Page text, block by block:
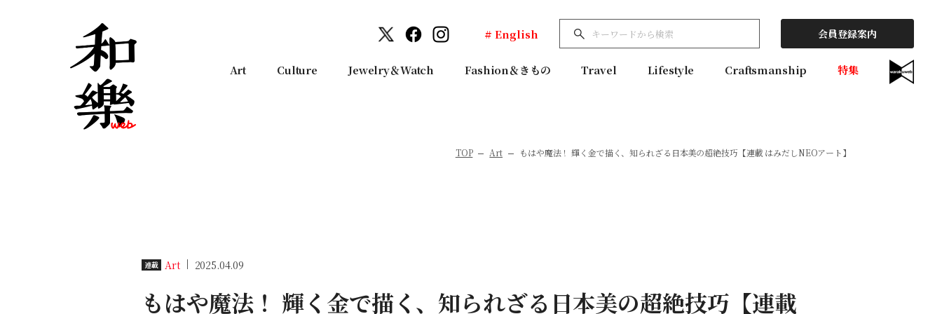
# English 会員登録案内
Art Culture Jewelry＆Watch Fashion＆きもの Travel Lifestyle Craftsmanship 特集
TOP Art もはや魔法！ 輝く金で描く、知られざる日本美の超絶技巧【連載 はみだしNEOアート】
連載 Art 2025.04.09
もはや魔法！ 輝く金で描く、知られざる日本美の超絶技巧【連載